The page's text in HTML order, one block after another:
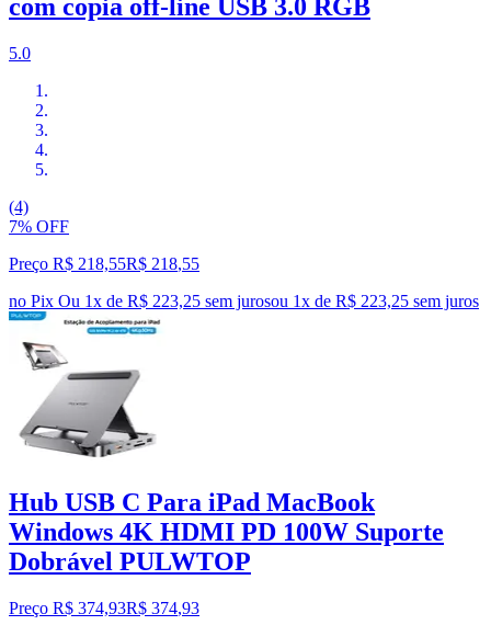
com copia off-line USB 3.0 RGB
5.0
(4)
7% OFF
Preço R$ 218,55R$ 218,55
no Pix Ou 1x de R$ 223,25 sem jurosou 1x de R$ 223,25 sem juros
Hub USB C Para iPad MacBook
Windows 4K HDMI PD 100W Suporte
Dobrável PULWTOP
Preço R$ 374,93R$ 374,93